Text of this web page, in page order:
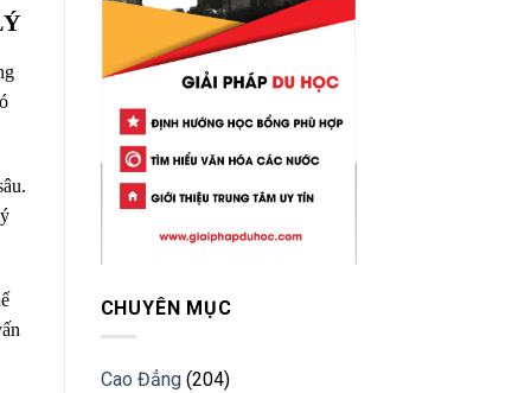
CHUYÊN MỤC
Cao Đẳng(204)